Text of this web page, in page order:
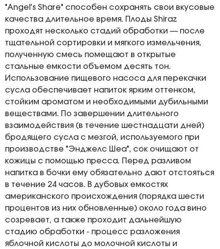
"Angel's Share" способен сохранять свои вкусовые
качества длительное время. Плоды Shiraz
проходят несколько стадий обработки — после
тщательной сортировки и мягкого измельчения,
полученную смесь помещают в открытые
стальные емкости объемом десять тон.
Использование пищевого насоса для перекачки
сусла обеспечивает напиток ярким оттенком,
стойким ароматом и необходимыми дубильными
веществами. По завершении длительного
взаимодействия (в течение шестнадцати дней)
бродящего сусла с мезгой, используемого при
производстве "Энджелс Шеа", сок очищают от
кожицы с помощью пресса. Перед разливом
напитка в бочки ему обязательно дают отстояться
в течение 24 часов. В дубовых емкостях
американского происхождения (порядка шести
процентов из них обновленные) около года вино
созревает, а также проходит дальнейшую
стадию обработки - процесс разложения
яблочной кислоты до молочной кислоты и